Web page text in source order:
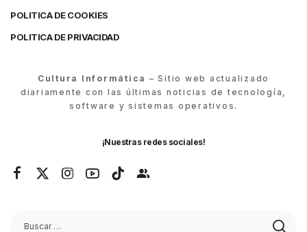
POLITICA DE COOKIES
POLITICA DE PRIVACIDAD
Cultura Informática – Sitio web actualizado
diariamente con las últimas noticias de tecnología,
software y sistemas operativos.
¡Nuestras redes sociales!